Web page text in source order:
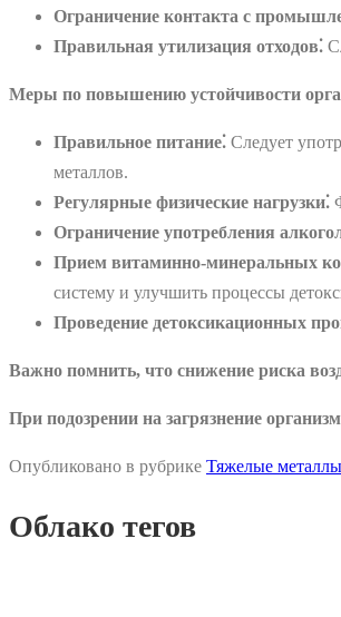
Ограничение контакта с
Правильная утилизация отходов⁚
Меры по повышению устойчивости
Правильное питание⁚ Следует
металлов.
Регулярные физические нагрузки⁚
Ограничение употребления
Прием витаминно-минеральных
систему и улучшить процессы
Проведение детоксикационных
Важно помнить, что снижение риска
При подозрении на загрязнение
Опубликовано в рубрике Тяжелые металлы
Облако тегов